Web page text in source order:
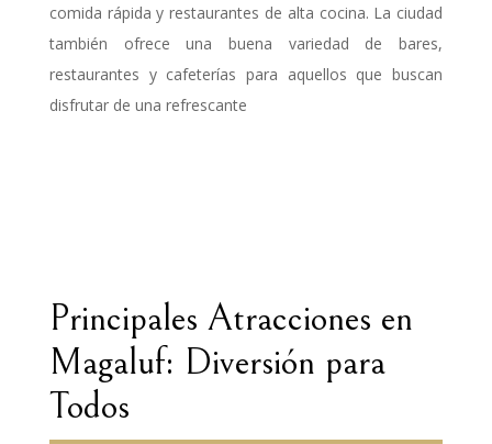
comida rápida y restaurantes de alta cocina. La ciudad
también ofrece una buena variedad de bares,
restaurantes y cafeterías para aquellos que buscan
disfrutar de una refrescante
Principales Atracciones en
Magaluf: Diversión para
Todos